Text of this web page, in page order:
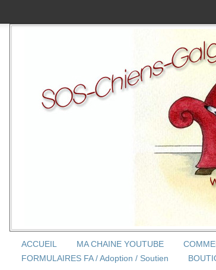
ACCUEIL MA CHAINE YOUTUBE
FORMULAIRES FA / Adoption / Soutien